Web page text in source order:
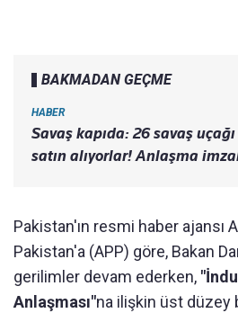
BAKMADAN GEÇME
HABER
Savaş kapıda: 26 savaş uçağı
satın alıyorlar! Anlaşma
Pakistan'ın resmi haber ajansı
Pakistan'a (APP) göre, Bakan
gerilimler devam ederken,
Anlaşması"na ilişkin üst düzey